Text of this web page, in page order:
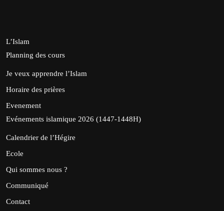
L’Islam
Planning des cours
Je veux apprendre l’Islam
Horaire des prières
Evenement
Evénements islamique 2026 (1447-1448H)
Calendrier de l’Hégire
Ecole
Qui sommes nous ?
Communiqué
Contact